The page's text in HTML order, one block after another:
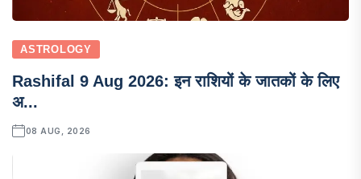
ASTROLOGY
Rashifal 9 Aug 2026: इन राशियों के जातकों के लिए
अ...
08 AUG, 2026